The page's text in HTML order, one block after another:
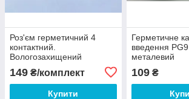
Роз'єм герметичний 4
контактний.
Вологозахищений
комплект роз'єму (мама +
папа). Герметичний
роз'єм.IP67.4pin
149 ₴/комплект
Купити
Герметичне
введення
металевий
109₴